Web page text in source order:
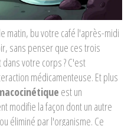
matin, bu votre café l'après-midi
sans penser que ces trois
votre corps ? C'est
médicamenteuse. Et plus
estun
modifie la façon dont un autre
éliminé par l'organisme. Ce